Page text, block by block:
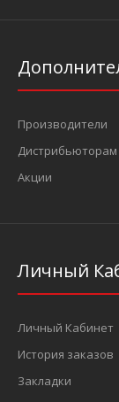
Производители
Дистрибьюторам
Акции
Личный
Личный Кабинет
История заказов
Закладки